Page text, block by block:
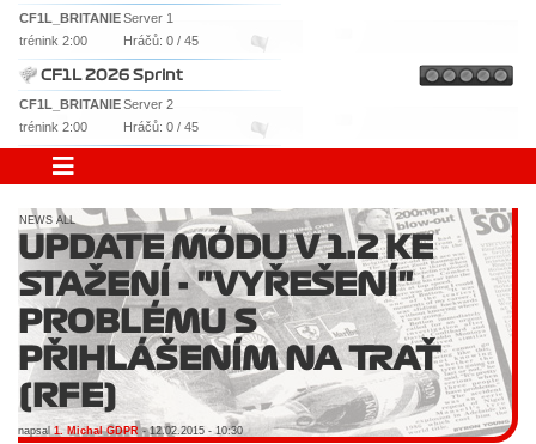
CF1L_BRITANIEServer 1
trénink 2:00
Hráčů: 0 / 45
CF1L 2026 Sprint
CF1L_BRITANIEServer 2
trénink 2:00
Hráčů: 0 / 45
NEWS ALL
UPDATE MÓDU V 1.2 KE
STAŽENÍ - "VYŘEŠENÍ"
PROBLÉMU S
PŘIHLÁŠENÍM NA TRAŤ
(RFE)
napsal 1. Michal GDPR - 12.02.2015 - 10:30